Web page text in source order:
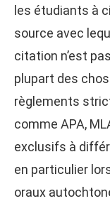
les étudiants à
source avec
citation n’est
plupart des
règlements
comme APA,
exclusifs à
en particulier
oraux